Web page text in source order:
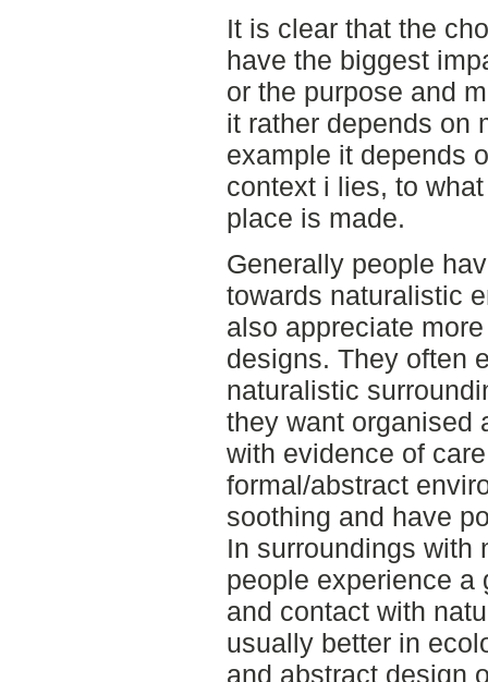
It is clear that the
have the biggest
or the purpose and
it rather depends on
example it depends
context i lies, to
place is made.
Generally people
towards naturalistic
also appreciate
designs. They often
naturalistic
they want organised
with evidence of
formal/abstract
soothing and have
In surroundings with
people experience a
and contact with
usually better in
and abstract design